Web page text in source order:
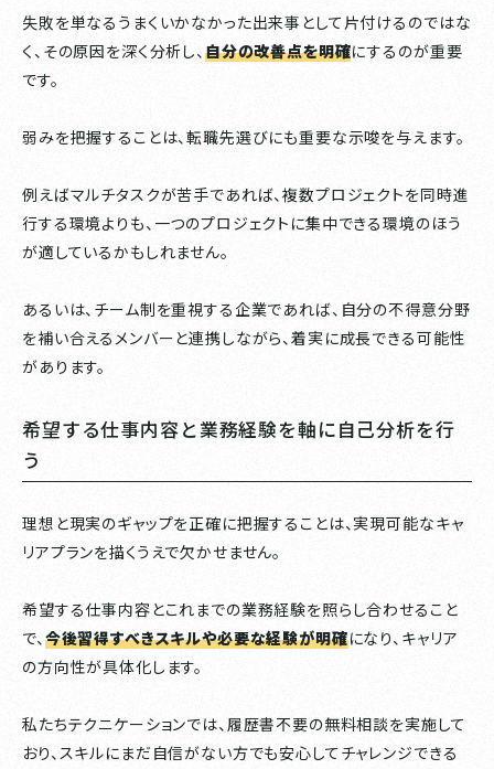
失敗を単なるうまくいかなかった出来事として片付けるのではな
く、その原因を深く分析し、自分の改善点を明確にするのが重要
です。
弱みを把握することは、転職先選びにも重要な示唆を与えます。
例えばマルチタスクが苦手であれば、複数プロジェクトを同時進
行する環境よりも、一つのプロジェクトに集中できる環境のほう
が適しているかもしれません。
あるいは、チーム制を重視する企業であれば、自分の不得意分野
を補い合えるメンバーと連携しながら、着実に成長できる可能性
があります。
希望する仕事内容と業務経験を軸に自己分析を行
う
理想と現実のギャップを正確に把握することは、実現可能なキャ
リアプランを描くうえで欠かせません。
希望する仕事内容とこれまでの業務経験を照らし合わせること
で、今後習得すべきスキルや必要な経験が明確になり、キャリア
の方向性が具体化します。
私たちテクニケーションでは、履歴書不要の無料相談を実施して
おり、スキルにまだ自信がない方でも安心してチャレンジできる